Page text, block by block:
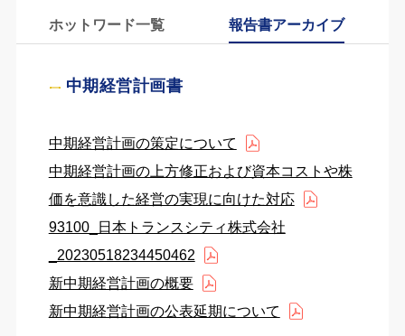
ホットワード一覧 報告書アーカイブ
中期経営計画書
中期経営計画の策定について
中期経営計画の上方修正および資本コストや株
価を意識した経営の実現に向けた対応
93100_日本トランスシティ株式会社
_20230518234450462
新中期経営計画の概要
新中期経営計画の公表延期について